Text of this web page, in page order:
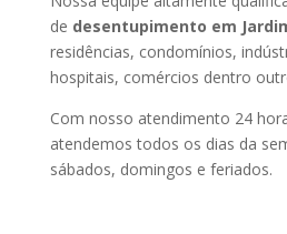
de desentupimento em
residências, condomínios,
hospitais, comércios dentro
Com nosso atendimento 24
atendemos todos os dias da
sábados, domingos e feriados.